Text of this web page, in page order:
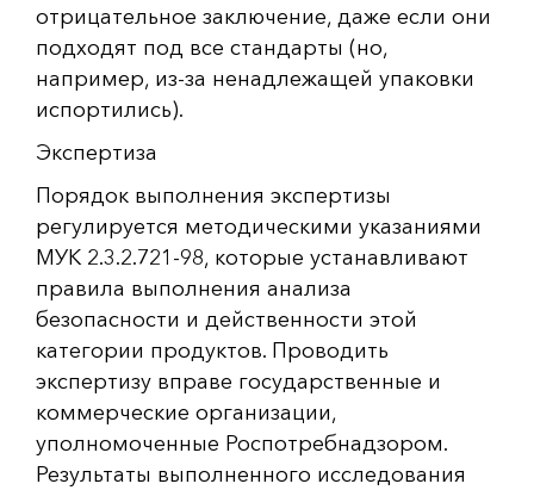
отрицательное заключение, даже если они
подходят под все стандарты (но,
например, из-за ненадлежащей упаковки
испортились).
Экспертиза
Порядок выполнения экспертизы
регулируется методическими указаниями
МУК 2.3.2.721-98, которые устанавливают
правила выполнения анализа
безопасности и действенности этой
категории продуктов. Проводить
экспертизу вправе государственные и
коммерческие организации,
уполномоченные Роспотребнадзором.
Результаты выполненного исследования